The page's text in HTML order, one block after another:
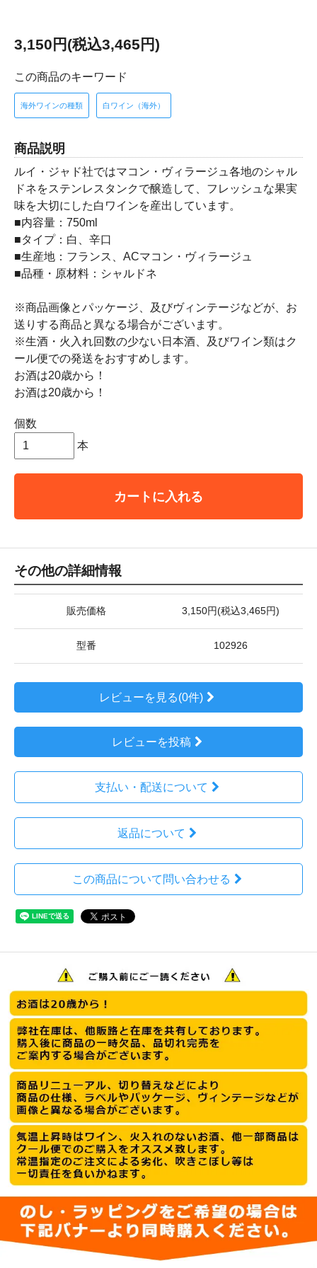
3,150円(税込3,465円)
この商品のキーワード
海外ワインの種類 白ワイン（海外）
商品説明
ルイ・ジャド社ではマコン・ヴィラージュ各地のシャル
ドネをステンレスタンクで醸造して、フレッシュな果実
味を大切にした白ワインを産出しています。
■内容量：750ml
■タイプ：白、辛口
■生産地：フランス、ACマコン・ヴィラージュ
■品種・原材料：シャルドネ
※商品画像とパッケージ、及びヴィンテージなどが、お
送りする商品と異なる場合がございます。
※生酒・火入れ回数の少ない日本酒、及びワイン類はク
ール便での発送をおすすめします。
お酒は20歳から！
お酒は20歳から！
個数
本
カートに入れる
その他の詳細情報
販売価格 3,150円(税込3,465円)
型番 102926
レビューを見る(0件)
レビューを投稿
支払い・配送について
返品について
この商品について問い合わせる